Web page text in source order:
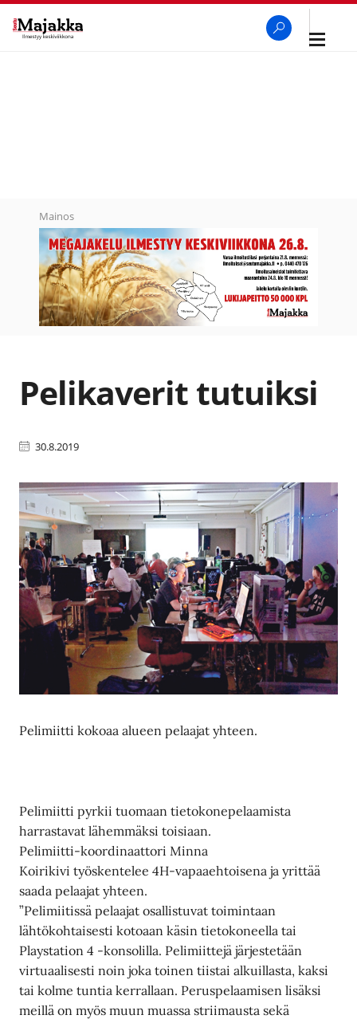
Avaa
Mainos
Pelikaverit tutuiksi
30.8.2019
Pelimiitti kokoaa alueen pelaajat yhteen.
Pelimiitti pyrkii tuomaan tietokonepelaamista
harrastavat lähemmäksi toisiaan.
Pelimiitti-koordinaattori Minna
Koirikivi työskentelee 4H-vapaaehtoisena ja yrittää
saada pelaajat yhteen.
”Pelimiitissä pelaajat osallistuvat toimintaan
lähtökohtaisesti kotoaan käsin tietokoneella tai
Playstation 4 -konsolilla. Pelimiittejä järjestetään
virtuaalisesti noin joka toinen tiistai alkuillasta, kaksi
tai kolme tuntia kerrallaan. Peruspelaamisen lisäksi
meillä on myös muun muassa striimausta sekä